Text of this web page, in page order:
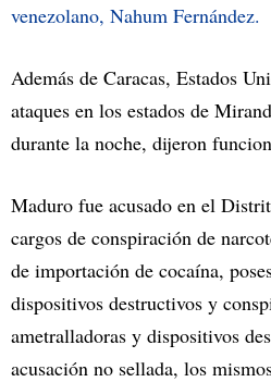
venezolano, Nahum Fernández.
Además de Caracas, Estados
ataques en los estados de
durante la noche, dijeron
Maduro fue acusado en el
cargos de conspiración de
de importación de cocaína,
dispositivos destructivos y
ametralladoras y dispositivos
acusación no sellada, los